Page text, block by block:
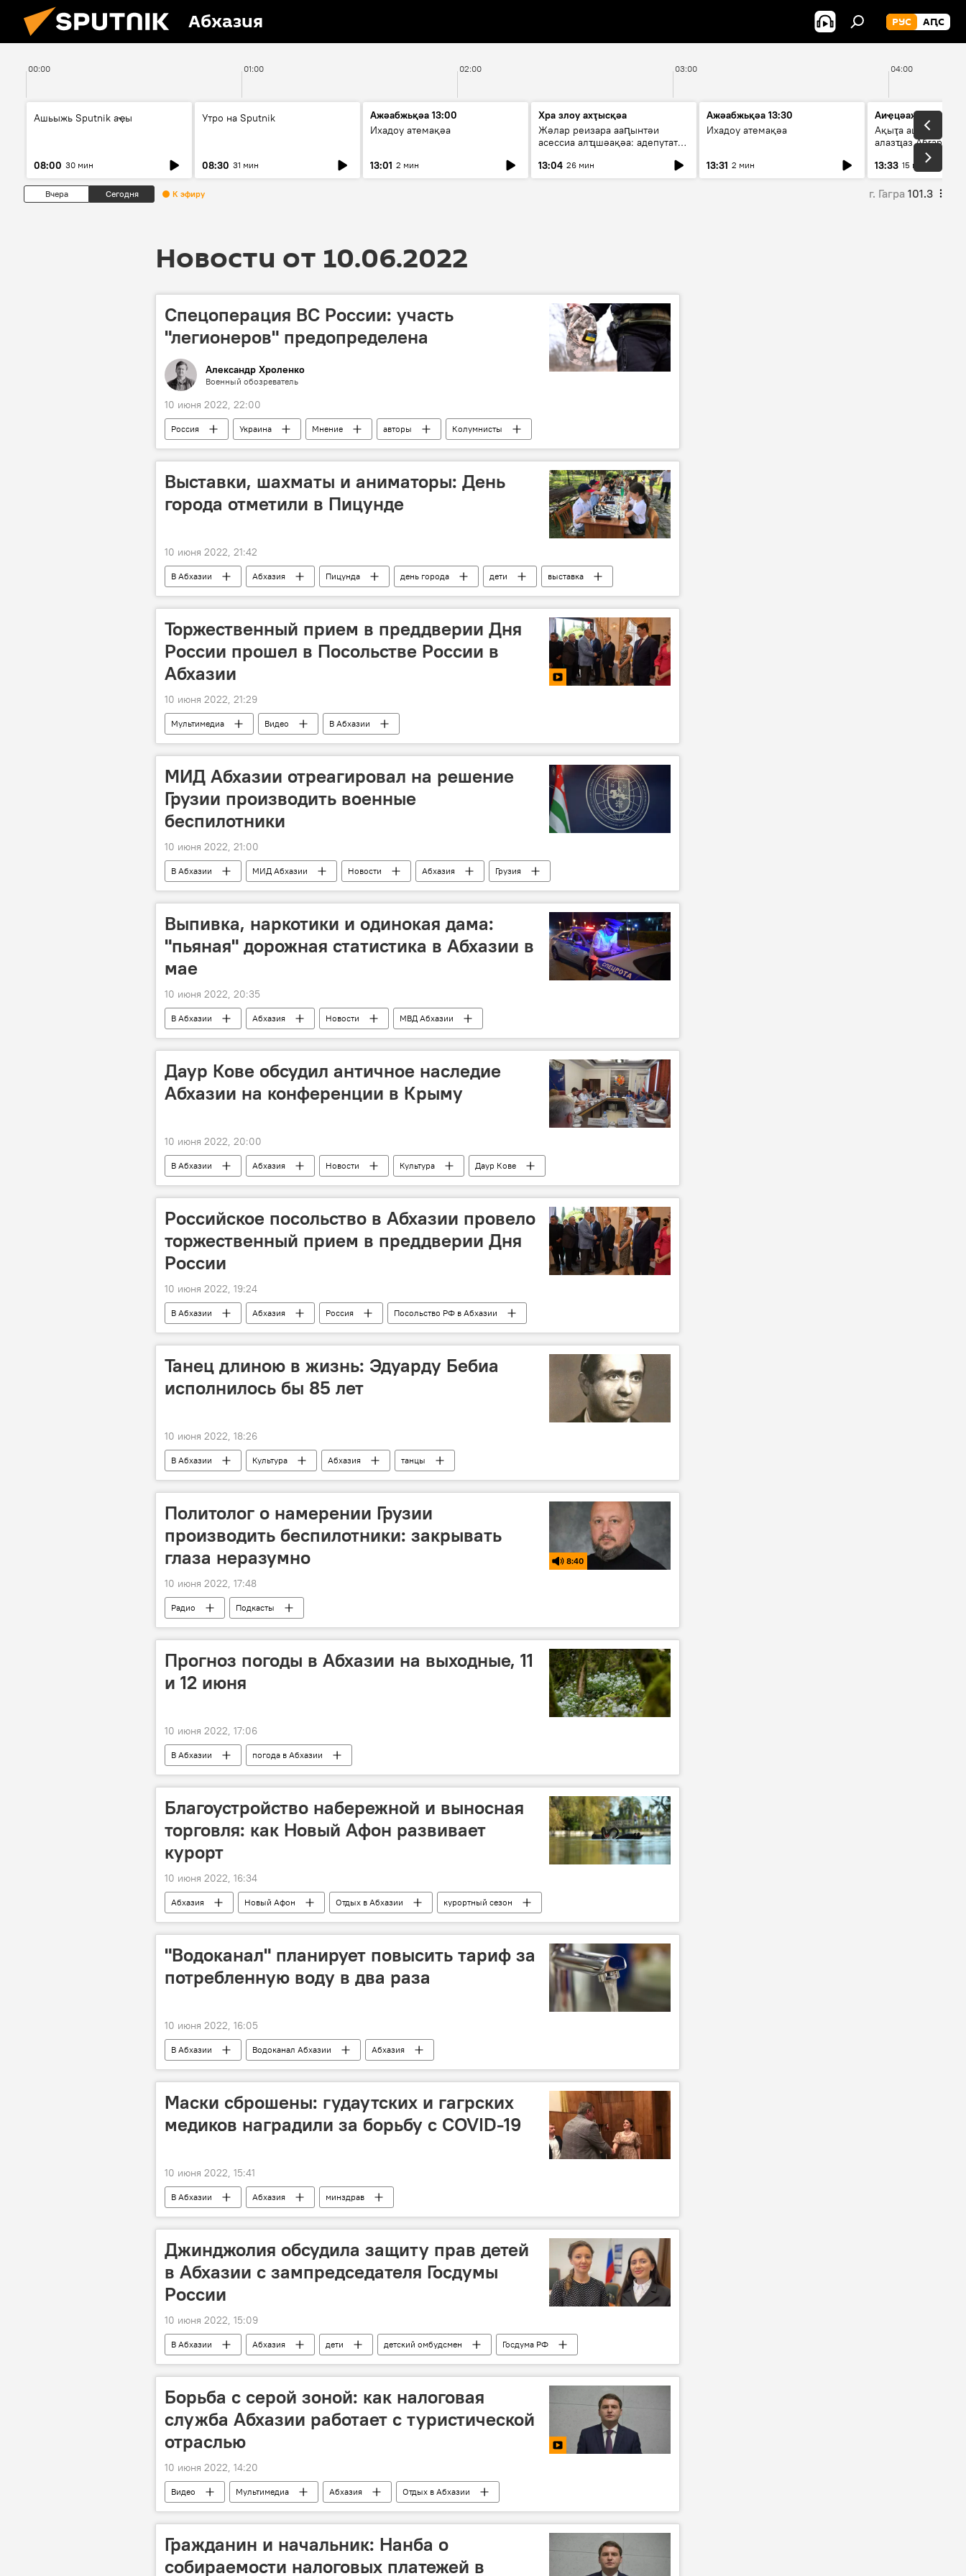
Абхазия РУС АԤС
00:00 01:00 02:00 03:00 04:00
Ашьыжь Sputnik аҿы
08:00 30 мин
Утро на Sputnik
08:30 31 мин
Ажәабжьқәа 13:00
Ихадоу атемақәа
13:01 2 мин
Хра злоу ахҭысқәа
Жәлар реизара ааԥынтәи
асессиа алҵшәақәа: адепутат
13:04 26 мин
Ажәабжьқәа 13:30
Ихадоу атемақәа
13:31 2 мин
Аиҿцәажәара
Ақыҭа ацхрааразы
алазҵаз
адепутат
13:33 15 мин
Вчера Сегодня К эфиру г. Гагра 101.3
Новости от 10.06.2022
Спецоперация ВС России: участь
"легионеров" предопределена
Александр Хроленко
Военный обозреватель
10 июня 2022, 22:00
Россия Украина Мнение авторы
Колумнисты
Военная спецоперация РФ в Донбассе
Выставки, шахматы и аниматоры: День
города отметили в Пицунде
10 июня 2022, 21:42
В Абхазии Абхазия Пицунда день города дети
выставка
Культура
Торжественный прием в преддверии Дня
России прошел в Посольстве России в
Абхазии
10 июня 2022, 21:29
Мультимедиа Видео В Абхазии
МИД Абхазии отреагировал на решение
Грузии производить военные
беспилотники
10 июня 2022, 21:00
В Абхазии МИД Абхазии Новости Абхазия Грузия
Выпивка, наркотики и одинокая дама:
"пьяная" дорожная статистика в Абхазии в
мае
10 июня 2022, 20:35
В Абхазии Абхазия Новости МВД Абхазии
Даур Кове обсудил античное наследие
Абхазии на конференции в Крыму
10 июня 2022, 20:00
В Абхазии Абхазия Новости Культура Даур Кове
Российское посольство в Абхазии провело
торжественный прием в преддверии Дня
России
10 июня 2022, 19:24
В Абхазии Абхазия Россия Посольство РФ в Абхазии
Танец длиною в жизнь: Эдуарду Бебиа
исполнилось бы 85 лет
10 июня 2022, 18:26
В Абхазии Культура Абхазия танцы
Политолог о намерении Грузии
производить беспилотники: закрывать
глаза неразумно
8:40
10 июня 2022, 17:48
Радио Подкасты
Прогноз погоды в Абхазии на выходные, 11
и 12 июня
10 июня 2022, 17:06
В Абхазии погода в Абхазии
Благоустройство набережной и выносная
торговля: как Новый Афон развивает
курорт
10 июня 2022, 16:34
Абхазия Новый Афон Отдых в Абхазии курортный сезон
"Водоканал" планирует повысить тариф за
потребленную воду в два раза
10 июня 2022, 16:05
В Абхазии Водоканал Абхазии Абхазия
Маски сброшены: гудаутских и гагрских
медиков наградили за борьбу с COVID-19
10 июня 2022, 15:41
В Абхазии Абхазия минздрав
Джинджолия обсудила защиту прав детей
в Абхазии с зампредседателя Госдумы
России
10 июня 2022, 15:09
В Абхазии Абхазия дети детский омбудсмен Госдума РФ
Борьба с серой зоной: как налоговая
служба Абхазии работает с туристической
отраслью
10 июня 2022, 14:20
Видео Мультимедиа Абхазия Отдых в Абхазии
Гражданин и начальник: Нанба о
собираемости налоговых платежей в